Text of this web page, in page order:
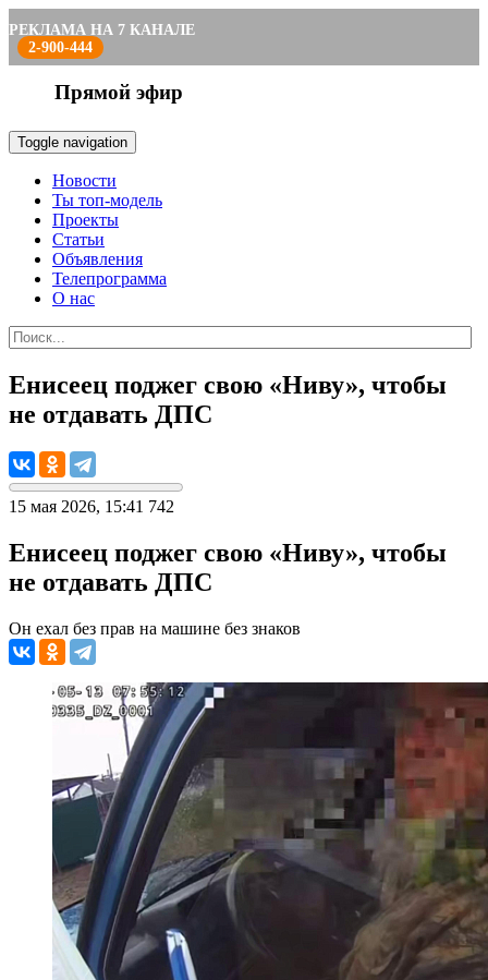
РЕКЛАМА НА 7 КАНАЛЕ
2-900-444
Прямой эфир
Toggle navigation
Новости
Ты топ-модель
Проекты
Статьи
Объявления
Телепрограмма
О нас
Енисеец поджег свою «Ниву», чтобы
не отдавать ДПС
15 мая 2026, 15:41 742
Енисеец поджег свою «Ниву», чтобы
не отдавать ДПС
Он ехал без прав на машине без знаков